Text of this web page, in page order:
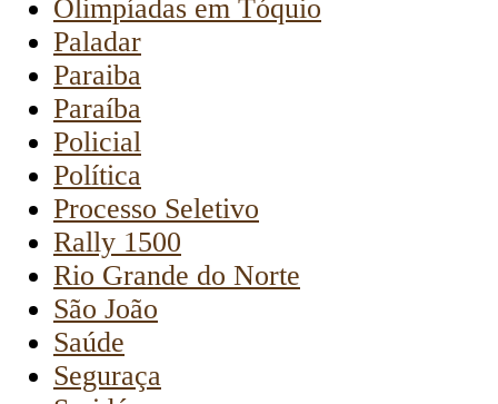
Olimpíadas em Tóquio
Paladar
Paraiba
Paraíba
Policial
Política
Processo Seletivo
Rally 1500
Rio Grande do Norte
São João
Saúde
Seguraça